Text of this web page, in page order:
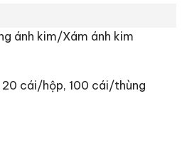
ánh kim/Xám ánh kim
cái/hộp, 100 cái/thùng